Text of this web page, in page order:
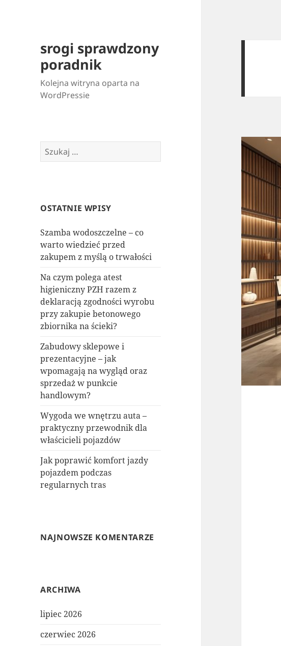
srogi sprawdzony
poradnik
Kolejna witryna oparta na
WordPressie
Szukaj:
OSTATNIE WPISY
Szamba wodoszczelne – co
warto wiedzieć przed
zakupem z myślą o trwałości
Na czym polega atest
higieniczny PZH razem z
deklaracją zgodności wyrobu
przy zakupie betonowego
zbiornika na ścieki?
Zabudowy sklepowe i
prezentacyjne – jak
wpomagają na wygląd oraz
sprzedaż w punkcie
handlowym?
Wygoda we wnętrzu auta –
praktyczny przewodnik dla
właścicieli pojazdów
Jak poprawić komfort jazdy
pojazdem podczas
regularnych tras
NAJNOWSZE KOMENTARZE
ARCHIWA
lipiec 2026
czerwiec 2026